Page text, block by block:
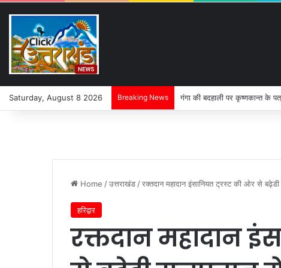
Saturday, August 8 2026 Breaking News गंगा की बदहाली पर कृष्णकान्त के
Home /उत्तराखंड /रक्तदान महादान इंसानियत ट्रस्ट की ओर से बढ़ेडी
हरिद्वार
रक्तदान महादान